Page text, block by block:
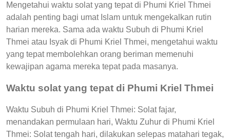
Mengetahui waktu solat yang tepat di Phumi Kriel Thmei
adalah penting bagi umat Islam untuk mengekalkan rutin
harian mereka. Sama ada waktu Subuh di Phumi Kriel
Thmei atau Isyak di Phumi Kriel Thmei, mengetahui waktu
yang tepat membolehkan orang beriman memenuhi
kewajipan agama mereka tepat pada masanya.
Waktu solat yang tepat di Phumi Kriel Thmei
Waktu Subuh di Phumi Kriel Thmei: Solat fajar,
menandakan permulaan hari, Waktu Zuhur di Phumi Kriel
Thmei: Solat tengah hari, dilakukan selepas matahari tegak,